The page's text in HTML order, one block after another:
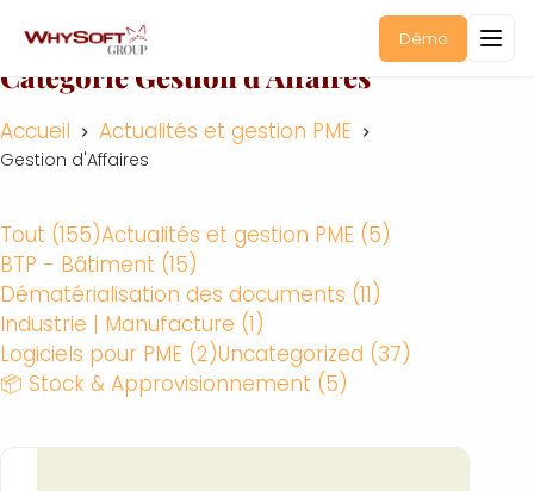
Démo
CatégorieGestion d’Affaires
Accueil Actualités et gestion PME
Gestion d'Affaires
Tout (155)Actualités et gestion PME (5)
BTP - Bâtiment (15)
Dématérialisation des documents (11)
Industrie | Manufacture (1)
Logiciels pour PME (2)Uncategorized (37)
📦 Stock & Approvisionnement (5)